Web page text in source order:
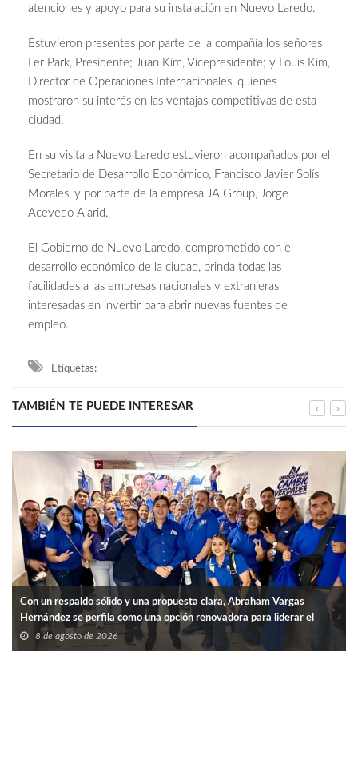
atenciones y apoyo para su instalación en Nuevo Laredo.
Estuvieron presentes por parte de la compañía los señores
Fer Park, Presidente; Juan Kim, Vicepresidente; y Louis Kim,
Director de Operaciones Internacionales, quienes
mostraron su interés en las ventajas competitivas de esta
ciudad.
En su visita a Nuevo Laredo estuvieron acompañados por el
Secretario de Desarrollo Económico, Francisco Javier Solís
Morales, y por parte de la empresa JA Group, Jorge
Acevedo Alarid.
El Gobierno de Nuevo Laredo, comprometido con el
desarrollo económico de la ciudad, brinda todas las
facilidades a las empresas nacionales y extranjeras
interesadas en invertir para abrir nuevas fuentes de
empleo.
Etiquetas:
TAMBIÉN TE PUEDE INTERESAR
Con un respaldo sólido y una propuesta clara, Abraham Vargas
Hernández se perfila como una opción renovadora para liderar el
SNTISSSTE en Tamaulipas.
8 de agosto de 2026